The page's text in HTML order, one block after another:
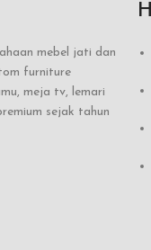
mebel jati dan
furniture
meja tv, lemari
sejak tahun